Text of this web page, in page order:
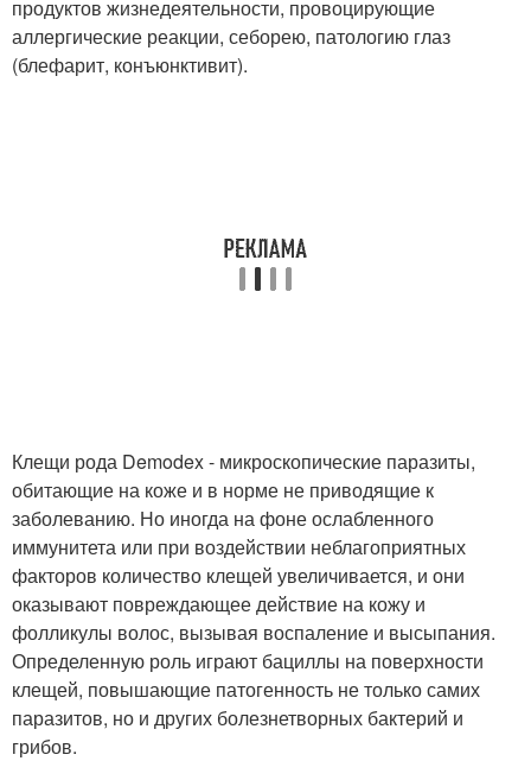
продуктов жизнедеятельности, провоцирующие
аллергические реакции, себорею, патологию глаз
(блефарит, конъюнктивит).
Клещи рода Demodex - микроскопические паразиты,
обитающие на коже и в норме не приводящие к
заболеванию. Но иногда на фоне ослабленного
иммунитета или при воздействии неблагоприятных
факторов количество клещей увеличивается, и они
оказывают повреждающее действие на кожу и
фолликулы волос, вызывая воспаление и высыпания.
Определенную роль играют бациллы на поверхности
клещей, повышающие патогенность не только самих
паразитов, но и других болезнетворных бактерий и
грибов.